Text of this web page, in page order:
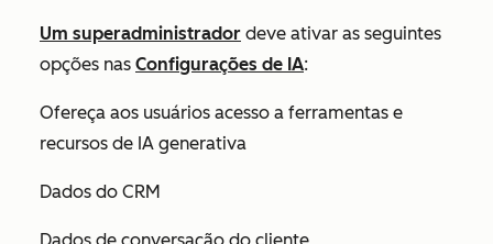
Um superadministrador deve ativar as seguintes
opções nas Configurações de IA:
Ofereça aos usuários acesso a ferramentas e
recursos de IA generativa
Dados do CRM